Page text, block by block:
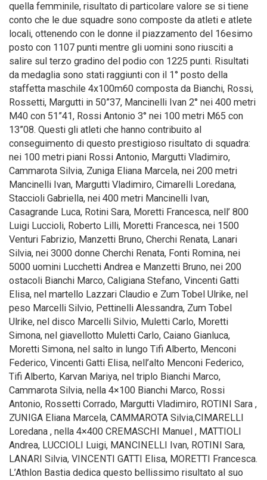
quella femminile, risultato di particolare valore se si tiene
conto che le due squadre sono composte da atleti e atlete
locali, ottenendo con le donne il piazzamento del 16esimo
posto con 1107 punti mentre gli uomini sono riusciti a
salire sul terzo gradino del podio con 1225 punti. Risultati
da medaglia sono stati raggiunti con il 1° posto della
staffetta maschile 4x100m60 composta da Bianchi, Rossi,
Rossetti, Margutti in 50”37, Mancinelli Ivan 2° nei 400 metri
M40 con 51”41, Rossi Antonio 3° nei 100 metri M65 con
13”08. Questi gli atleti che hanno contribuito al
conseguimento di questo prestigioso risultato di squadra:
nei 100 metri piani Rossi Antonio, Margutti Vladimiro,
Cammarota Silvia, Zuniga Eliana Marcela, nei 200 metri
Mancinelli Ivan, Margutti Vladimiro, Cimarelli Loredana,
Staccioli Gabriella, nei 400 metri Mancinelli Ivan,
Casagrande Luca, Rotini Sara, Moretti Francesca, nell’ 800
Luigi Luccioli, Roberto Lilli, Moretti Francesca, nei 1500
Venturi Fabrizio, Manzetti Bruno, Cherchi Renata, Lanari
Silvia, nei 3000 donne Cherchi Renata, Fonti Romina, nei
5000 uomini Lucchetti Andrea e Manzetti Bruno, nei 200
ostacoli Bianchi Marco, Caligiana Stefano, Vincenti Gatti
Elisa, nel martello Lazzari Claudio e Zum Tobel Ulrike, nel
peso Marcelli Silvio, Pettinelli Alessandra, Zum Tobel
Ulrike, nel disco Marcelli Silvio, Muletti Carlo, Moretti
Simona, nel giavellotto Muletti Carlo, Caiano Gianluca,
Moretti Simona, nel salto in lungo Tifi Alberto, Menconi
Federico, Vincenti Gatti Elisa, nell’alto Menconi Federico,
Tifi Alberto, Karvan Mariya, nel triplo Bianchi Marco,
Cammarota Silvia, nella 4×100 Bianchi Marco, Rossi
Antonio, Rossetti Corrado, Margutti Vladimiro, ROTINI Sara ,
ZUNIGA Eliana Marcela, CAMMAROTA Silvia,CIMARELLI
Loredana , nella 4×400 CREMASCHI Manuel , MATTIOLI
Andrea, LUCCIOLI Luigi, MANCINELLI Ivan, ROTINI Sara,
LANARI Silvia, VINCENTI GATTI Elisa, MORETTI Francesca.
L’Athlon Bastia dedica questo bellissimo risultato al suo